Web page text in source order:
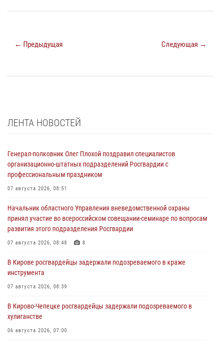
← Предыдущая Следующая →
ЛЕНТА НОВОСТЕЙ
Генерал-полковник Олег Плохой поздравил специалистов
организационно-штатных подразделений Росгвардии с
профессиональным праздником
07 августа 2026, 08:51
Начальник областного Управления вневедомственной охраны
принял участие во всероссийском совещании-семинаре по вопросам
развития этого подразделения Росгвардии
07 августа 2026, 08:48 8
В Кирове росгвардейцы задержали подозреваемого в краже
инструмента
07 августа 2026, 08:39
В Кирово-Чепецке росгвардейцы задержали подозреваемого в
хулиганстве
06 августа 2026, 07:00